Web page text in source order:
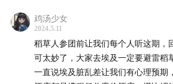
鸡汤少女
2024.5.11
稻草人参团前让我们每个人听这期，
可太妙了，大家去埃及一定要避雷稻
一直说埃及脏乱差让我们有心理预期